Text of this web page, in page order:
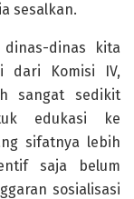
sesalkan.
dinas kita
dari Komisi IV,
sangat sedikit
edukasi ke
sifatnya lebih
saja belum
sosialisasi